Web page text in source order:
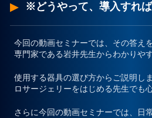
※どうやって、導入すれ
今回の動画セミナーでは、その答え
専門家である岩井先生からわかりや
使用する器具の選び方からご説明し
ロサージェリーをはじめる先生でも
さらに今回の動画セミナーでは、
日